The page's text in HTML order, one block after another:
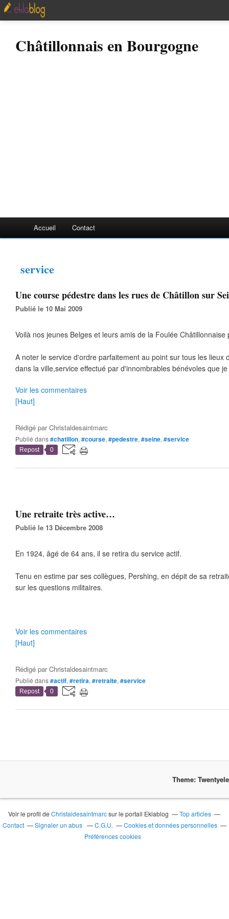
Châtillonnais en Bourgogne
Accueil Contact
service
Une course pédestre dans les rues de Châtillon sur
Publié le 10 Mai 2009
Voilà nos jeunes Belges et leurs amis de la Foulée Châtillonnaise
A noter le service d'ordre parfaitement au point sur tous les lieux
dans la ville,service effectué par d'innombrables bénévoles que
Voir les commentaires
[Haut]
Rédigé parChristaldesaintmarc
Publié dans#chatillon, #course, #pedestre, #seine, #service
Repost 0
Une retraite très active…
Publié le 13 Décembre 2008
En 1924, âgé de 64 ans, il se retira du service actif.
Tenu en estime par ses collègues, Pershing, en dépit de sa
sur les questions militaires.
Voir les commentaires
[Haut]
Rédigé parChristaldesaintmarc
Publié dans#actif, #retira, #retraite, #service
Repost 0
Theme:
Voir le profil deChristaldesaintmarcsur le portail Eklablog
Top articles
Contact
Signaler un abus C.G.U.
Cookies et données personnelles
Préférences cookies